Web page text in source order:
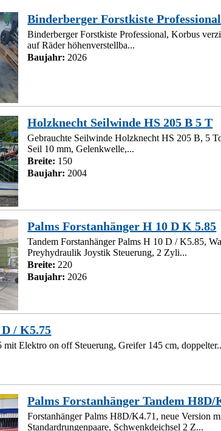
Binderberger Forstkiste Professional
Binderberger Forstkiste Professional, Korbus
auf Räder höhenverstellba...
Baujahr: 2026
Holzknecht Seilwinde HS 205 B 5 T
Gebrauchte Seilwinde Holzknecht HS 205 B, 5
Seil 10 mm, Gelenkwelle,...
Breite: 150
Baujahr: 2004
Palms Forstanhänger H 10 D K 5.85
Tandem Forstanhänger Palms H 10 D / K5.85,
Preyhydraulik Joystik Steuerung, 2 Zyli...
Breite: 220
Baujahr: 2026
/ K5.75
Elektro on off Steuerung, Greifer 145 cm,
Palms Forstanhänger Tandem H8D/
Forstanhänger Palms H8D/K4.71, neue Version
Standardrungenpaare, Schwenkdeichsel 2 Z...